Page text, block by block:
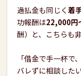
過払金も同じく着
功報酬は22,000円
酬）と、こちらも
「借金で手一杯で
バレずに相談した